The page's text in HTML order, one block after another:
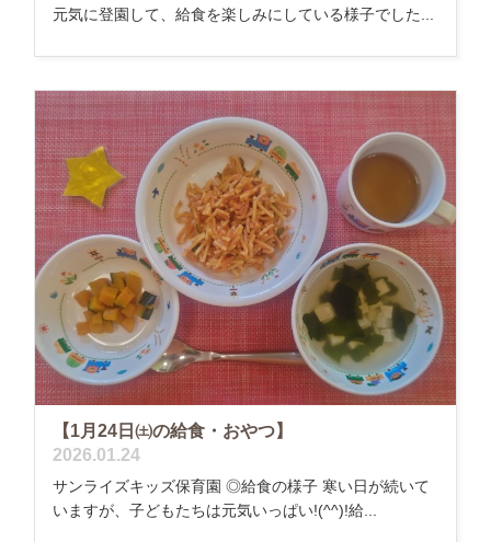
元気に登園して、給食を楽しみにしている様子でした...
【1月24日㈯の給食・おやつ】
2026.01.24
サンライズキッズ保育園 ◎給食の様子 寒い日が続いて
いますが、子どもたちは元気いっぱい!(^^)!給...